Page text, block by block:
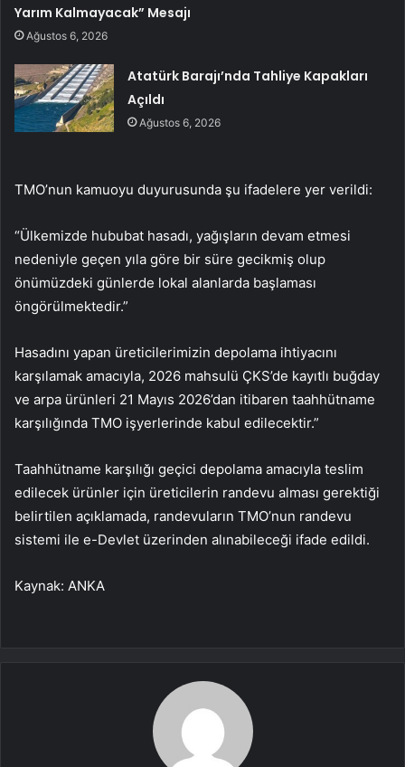
Yarım Kalmayacak” Mesajı
Ağustos 6, 2026
Atatürk Barajı’nda Tahliye Kapakları
Açıldı
Ağustos 6, 2026
TMO’nun kamuoyu duyurusunda şu ifadelere yer verildi:
“Ülkemizde hububat hasadı, yağışların devam etmesi
nedeniyle geçen yıla göre bir süre gecikmiş olup
önümüzdeki günlerde lokal alanlarda başlaması
öngörülmektedir.”
Hasadını yapan üreticilerimizin depolama ihtiyacını
karşılamak amacıyla, 2026 mahsulü ÇKS’de kayıtlı buğday
ve arpa ürünleri 21 Mayıs 2026’dan itibaren taahhütname
karşılığında TMO işyerlerinde kabul edilecektir.”
Taahhütname karşılığı geçici depolama amacıyla teslim
edilecek ürünler için üreticilerin randevu alması gerektiği
belirtilen açıklamada, randevuların TMO’nun randevu
sistemi ile e-Devlet üzerinden alınabileceği ifade edildi.
Kaynak: ANKA